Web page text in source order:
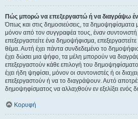
Πώς μπορώ να επεξεργαστώ ή να διαγράψω
Όπως και στις δημοσιεύσεις, τα
μόνον από τον συγγραφέα τους, έναν συντονιστή
επεξεργαστείτε ένα δημοψήφισμα,
θέμα. Αυτή έχει πάντα συνδεδεμένο το
έχει δώσει μια ψήφο, τα μέλη μπορούν να
επεξεργαστούν κάθε επιλογή του
έχει ήδη ψηφίσει, μόνον οι συντονιστές ή οι
επεξεργαστούν ή να το διαγράψουν. Αυτό
δημοψηφίσματος να αλλαχθούν εν εξελίξει ενός
Κορυφή